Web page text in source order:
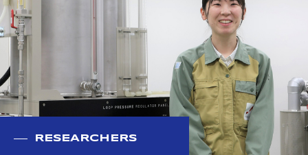
RESEARCHERS